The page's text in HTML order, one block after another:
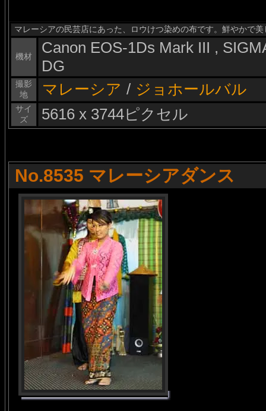
マレーシアの民芸店にあった、ロウけつ染めの布です。鮮やかで
機材
Canon EOS-1Ds Mark III ,
DG
撮影
地
マレーシア / ジョホールバル
サイ
ズ
5616 x 3744ピクセル
No.8535 マレーシアダンス